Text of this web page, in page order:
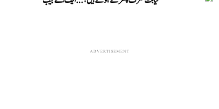
ADVERTISEMENT